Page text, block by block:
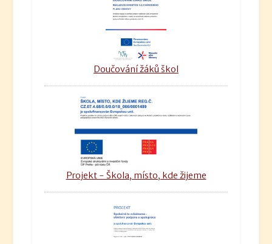
Doučování žáků škol
Projekt - Škola, místo, kde žijeme